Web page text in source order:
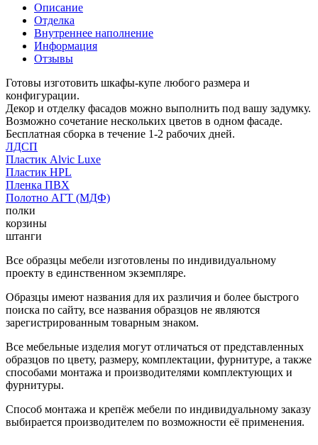
Описание
Отделка
Внутреннее наполнение
Информация
Отзывы
Готовы изготовить шкафы-купе любого размера и
конфигурации.
Декор и отделку фасадов можно выполнить под вашу задумку.
Возможно сочетание нескольких цветов в одном фасаде.
Бесплатная сборка в течение 1-2 рабочих дней.
ЛДСП
Пластик Alvic Luxe
Пластик HPL
Пленка ПВХ
Полотно АГТ (МДФ)
полки
корзины
штанги
Все образцы мебели изготовлены по индивидуальному
проекту в единственном экземпляре.
Образцы имеют названия для их различия и более быстрого
поиска по сайту, все названия образцов не являются
зарегистрированным товарным знаком.
Все мебельные изделия могут отличаться от представленных
образцов по цвету, размеру, комплектации, фурнитуре, а также
способами монтажа и производителями комплектующих и
фурнитуры.
Способ монтажа и крепёж мебели по индивидуальному заказу
выбирается производителем по возможности её применения.